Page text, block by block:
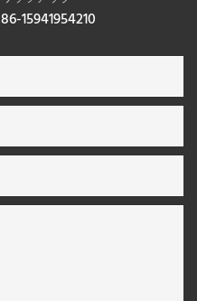
86-15941954210